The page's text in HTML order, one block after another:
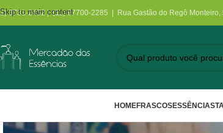
Skip to main content
3731-2452 | (11) 97700-2285 | Rua Gastão do Regô Monteiro,
HOMEFRASCOSESSÊNCIAS